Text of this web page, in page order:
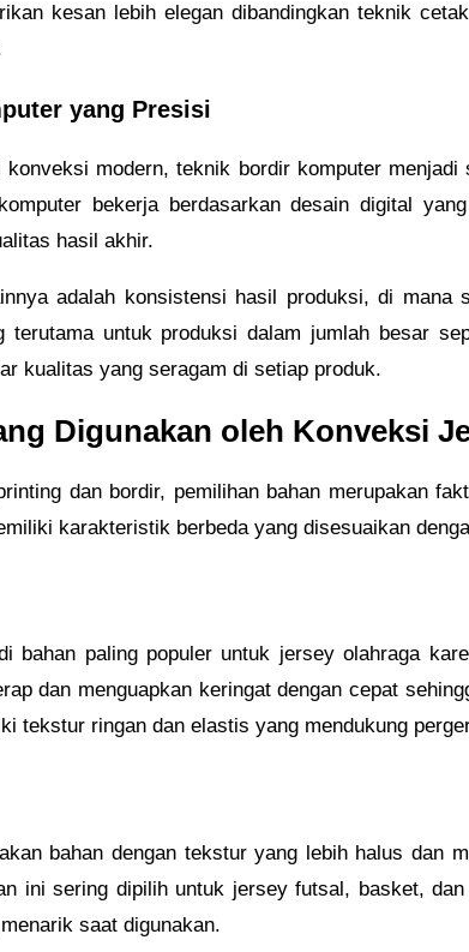
kesan lebih elegan dibandingkan teknik
yang Presisi
konveksi modern, teknik bordir komputer
bekerja berdasarkan desain digital
hasil akhir.
adalah konsistensi hasil produksi, di
terutama untuk produksi dalam jumlah besar
kualitas yang seragam di setiap produk.
Digunakan oleh Konveksi
dan bordir, pemilihan bahan merupakan
karakteristik berbeda yang disesuaikan
bahan paling populer untuk jersey olahraga
dan menguapkan keringat dengan cepat
tekstur ringan dan elastis yang mendukung
bahan dengan tekstur yang lebih halus dan
ini sering dipilih untuk jersey futsal, basket,
saat digunakan.